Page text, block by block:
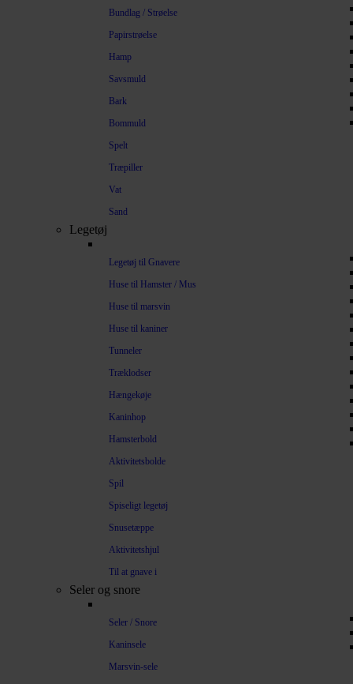
Bundlag / Strøelse
Papirstrøelse
Hamp
Savsmuld
Bark
Bommuld
Spelt
Træpiller
Vat
Sand
Legetøj
Legetøj til Gnavere
Huse til Hamster / Mus
Huse til marsvin
Huse til kaniner
Tunneler
Træklodser
Hængekøje
Kaninhop
Hamsterbold
Aktivitetsbolde
Spil
Spiseligt legetøj
Snusetæppe
Aktivitetshjul
Til at gnave i
Seler og snore
Seler / Snore
Kaninsele
Marsvin-sele